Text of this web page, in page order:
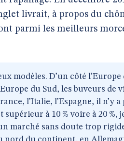
livrait, à propos du
parmi les meilleurs
modèles. D’un côté
du Sud, les buveurs de
l’Italie, l’Espagne, il n’y
supérieur à 10 % voire à 20
marché sans doute trop